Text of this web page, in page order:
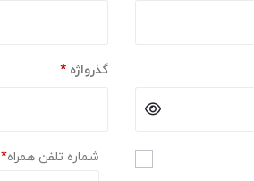
گذرواژه *الزامی
شماره تلفن همراه*